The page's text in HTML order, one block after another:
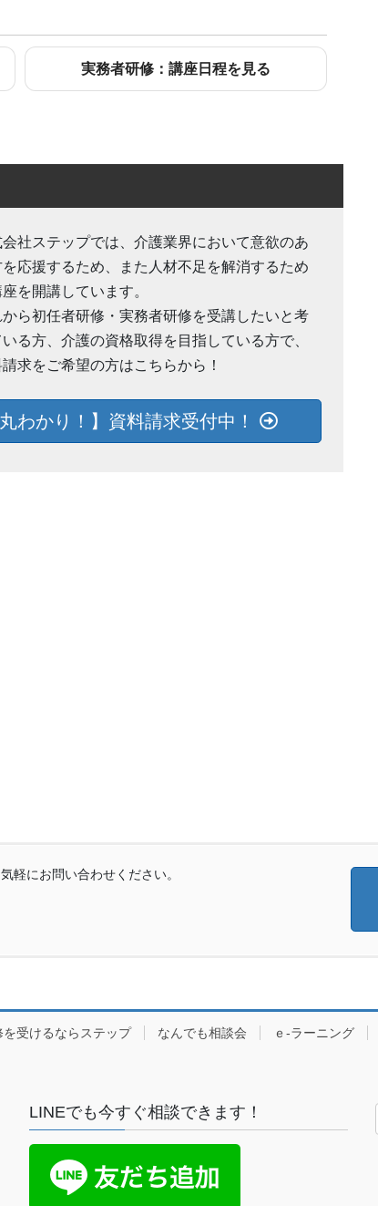
実務者研修：講座日程を見る
社ステップでは、介護業界において意欲のあ
を応援するため、また人材不足を解消するため
を開講しています。
から初任者研修・実務者研修を受講したいと考
いる方、介護の資格取得を目指している方で、
求をご希望の方はこちらから！
わかり！】資料請求受付中！
軽にお問い合わせください。
受けるならステップ なんでも相談会 ｅ-ラーニング
LINEでも今すぐ相談できます！